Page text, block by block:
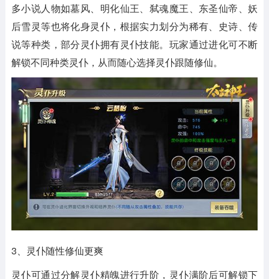
多小说人物如墓风、明化仙王、弑魂魔王、东圣仙帝、妖
后雪灵等也将化身灵仆，根据实力划分为稀有、史诗、传
说等种类，部分灵仆拥有灵仆技能。玩家通过进化可不断
解锁不同种类灵仆，从而随心选择灵仆跟随修仙。
3、灵仆随性修仙更爽
灵仆可通过分解灵仆精魄进行升阶，灵仆满阶后可解锁下